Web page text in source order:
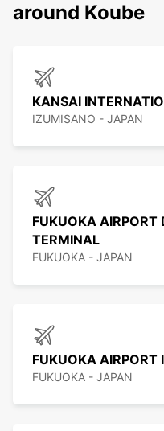
around Koube
KANSAI
IZUMISANO - JAPAN
FUKUOKA AIRPORT
TERMINAL
FUKUOKA - JAPAN
FUKUOKA AIRPORT
FUKUOKA - JAPAN